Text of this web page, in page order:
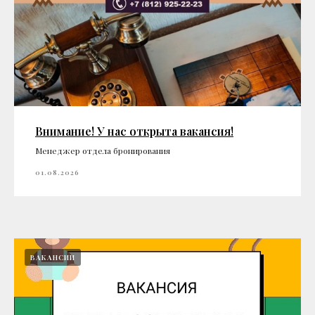
Внимание! У нас открыта вакансия!
Менеджер отдела бронирования
01.08.2026
ВАКАНСИИ